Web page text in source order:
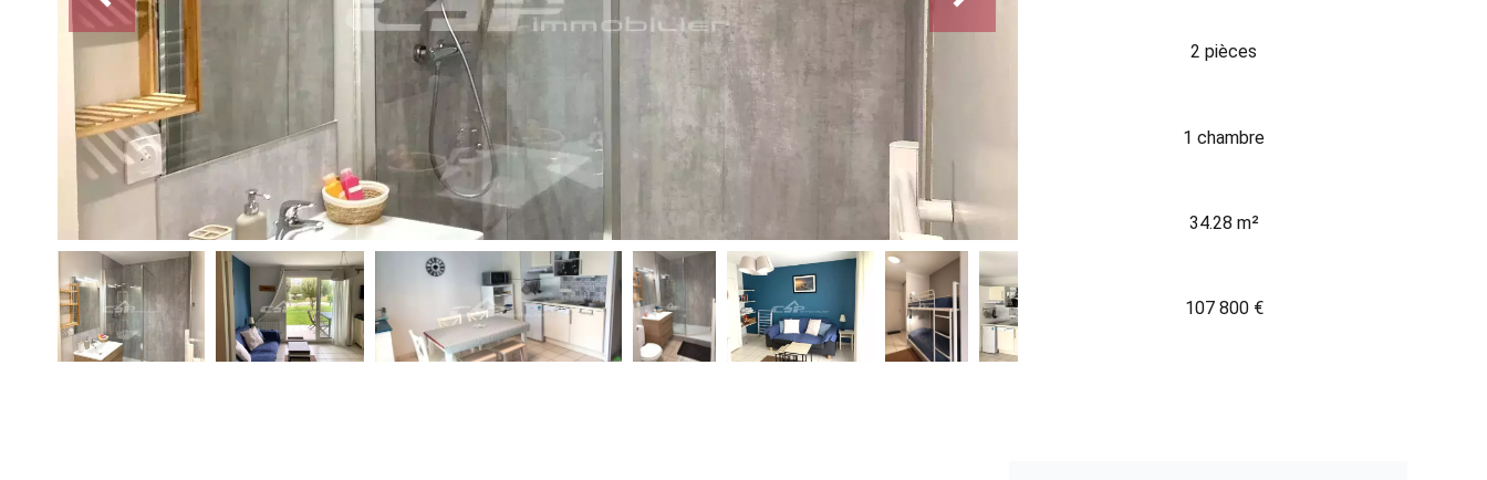
2 pièces
1 chambre
34.28 m²
107 800 €